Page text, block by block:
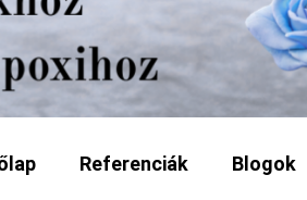
Referenciák Blogok